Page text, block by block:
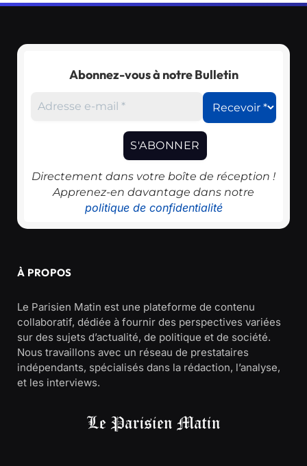
Abonnez-vous à notre Bulletin
Directement dans votre boîte de réception !
Apprenez-en davantage dans notre
politique de confidentialité
À PROPOS
Le Parisien Matin est une plateforme de contenu
collaboratif, dédiée à fournir des perspectives variées
sur des sujets d’actualité, de politique et de société.
Nous travaillons avec un réseau de prestataires
indépendants, spécialisés dans la rédaction, l’analyse,
et les interviews.